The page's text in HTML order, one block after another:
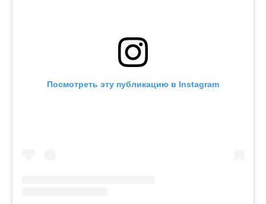
Посмотреть эту публикацию в Instagram